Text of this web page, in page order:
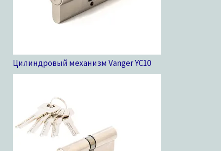
Цилиндровый механизм Vanger YC10